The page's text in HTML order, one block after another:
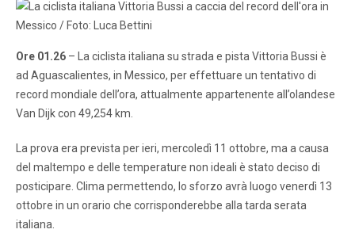
Ore 01.26 – La ciclista italiana su strada e pista Vittoria Bussi è
ad Aguascalientes, in Messico, per effettuare un tentativo di
record mondiale dell’ora, attualmente appartenente all’olandese
Van Dijk con 49,254 km.
La prova era prevista per ieri, mercoledì 11 ottobre, ma a causa
del maltempo e delle temperature non ideali è stato deciso di
posticipare. Clima permettendo, lo sforzo avrà luogo venerdì 13
ottobre in un orario che corrisponderebbe alla tarda serata
italiana.